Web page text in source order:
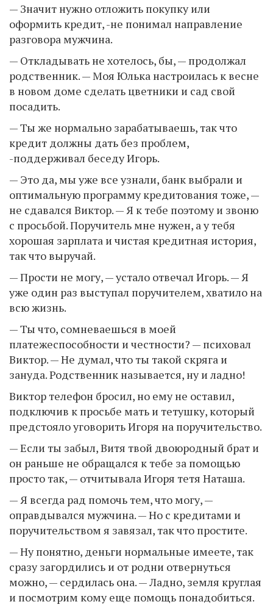
— Значит нужно отложить покупку или
оформить кредит, -не понимал направление
разговора мужчина.
— Откладывать не хотелось, бы, — продолжал
родственник. — Моя Юлька настроилась к весне
в новом доме сделать цветники и сад свой
посадить.
— Ты же нормально зарабатываешь, так что
кредит должны дать без проблем,
-поддерживал беседу Игорь.
— Это да, мы уже все узнали, банк выбрали и
оптимальную программу кредитования тоже, —
не сдавался Виктор. — Я к тебе поэтому и звоню
с просьбой. Поручитель мне нужен, а у тебя
хорошая зарплата и чистая кредитная история,
так что выручай.
— Прости не могу, — устало отвечал Игорь. — Я
уже один раз выступал поручителем, хватило на
всю жизнь.
— Ты что, сомневаешься в моей
платежеспособности и честности? — психовал
Виктор. — Не думал, что ты такой скряга и
зануда. Родственник называется, ну и ладно!
Виктор телефон бросил, но ему не оставил,
подключив к просьбе мать и тетушку, который
предстояло уговорить Игоря на поручительство.
— Если ты забыл, Витя твой двоюродный брат и
он раньше не обращался к тебе за помощью
просто так, — отчитывала Игоря тетя Наташа.
— Я всегда рад помочь тем, что могу, —
оправдывался мужчина. — Но с кредитами и
поручительством я завязал, так что простите.
— Ну понятно, деньги нормальные имеете, так
сразу загордились и от родни отвернуться
можно, — сердилась она. — Ладно, земля круглая
и посмотрим кому еще помощь понадобиться.